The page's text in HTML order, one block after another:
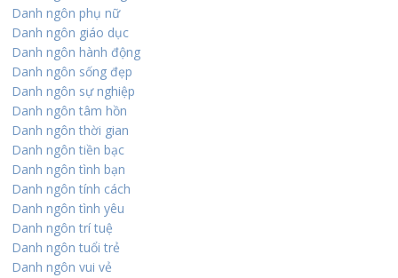
Danh ngôn phụ nữ
Danh ngôn giáo dục
Danh ngôn hành động
Danh ngôn sống đẹp
Danh ngôn sự nghiệp
Danh ngôn tâm hồn
Danh ngôn thời gian
Danh ngôn tiền bạc
Danh ngôn tình bạn
Danh ngôn tính cách
Danh ngôn tình yêu
Danh ngôn trí tuệ
Danh ngôn tuổi trẻ
Danh ngôn vui vẻ